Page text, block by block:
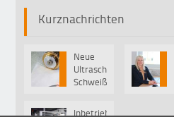
Kurznachrichten
01
Neue
Ultraschall-
Schweißmaschine
Pfaff
01
Mär
Inbetriebnahme